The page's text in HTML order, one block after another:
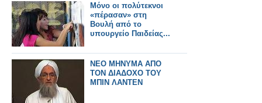
Μόνο οι πολύτεκνοι
«πέρασαν» στη
Βουλή από το
υπουργείο Παιδείας...
ΝΕΟ ΜΗΝΥΜΑ ΑΠΟ
ΤΟΝ ΔΙΑΔΟΧΟ ΤΟΥ
ΜΠΙΝ ΛΑΝΤΕΝ